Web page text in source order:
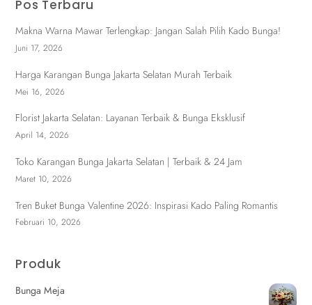
Pos Terbaru
Makna Warna Mawar Terlengkap: Jangan Salah Pilih Kado Bunga!
Juni 17, 2026
Harga Karangan Bunga Jakarta Selatan Murah Terbaik
Mei 16, 2026
Florist Jakarta Selatan: Layanan Terbaik & Bunga Eksklusif
April 14, 2026
Toko Karangan Bunga Jakarta Selatan | Terbaik & 24 Jam
Maret 10, 2026
Tren Buket Bunga Valentine 2026: Inspirasi Kado Paling Romantis
Februari 10, 2026
Produk
Bunga Meja